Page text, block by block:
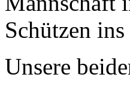
Schützen
Unsere